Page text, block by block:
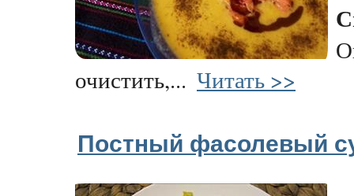
очистить,... Читать >>
Постный фасолевый